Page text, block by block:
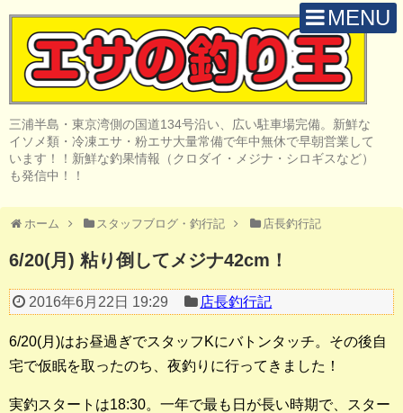
MENU
三浦半島・東京湾側の国道134号沿い、広い駐車場完備。新鮮な
イソメ類・冷凍エサ・粉エサ大量常備で年中無休で早朝営業して
います！！新鮮な釣果情報（クロダイ・メジナ・シロギスなど）
も発信中！！
ホーム スタッフブログ・釣行記 店長釣行記
6/20(月) 粘り倒してメジナ42cm！
2016年6月22日 19:29 店長釣行記
6/20(月)はお昼過ぎでスタッフKにバトンタッチ。その後自
宅で仮眠を取ったのち、夜釣りに行ってきました！
実釣スタートは18:30。一年で最も日が長い時期で、スター
H O M E
取 扱 商 品
釣 果 情 報
陸っぱりルアー
船・ボート釣り
その他の釣り